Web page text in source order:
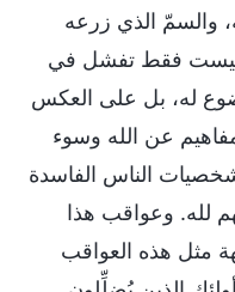
والسمّ الذي زرعه
ليست فقط تفشل في
له، بل على العكس
عن الله وسوء
شخصيات الناس الفاسدة
لله. وعواقب هذا
مثل هذه العواقب